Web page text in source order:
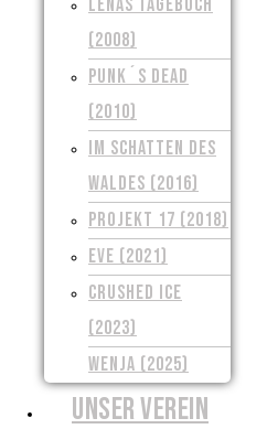
LENAS TAGEBUCH
(2008)
PUNK´S DEAD
(2010)
IM SCHATTEN DES
WALDES (2016)
PROJEKT 17 (2018)
EVE (2021)
CRUSHED ICE
(2023)
WENJA (2025)
UNSER VEREIN